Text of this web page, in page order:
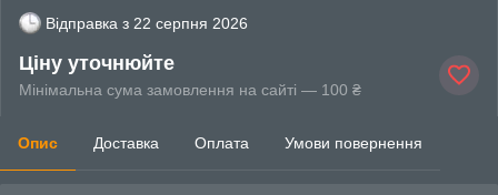
Відправка з 22 серпня 2026
Ціну уточнюйте
Мінімальна сума замовлення на сайті — 100 ₴
Опис Доставка Оплата Умови повернення